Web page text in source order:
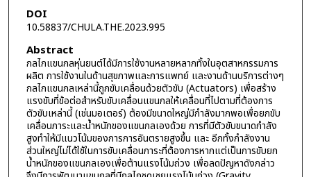
DOI
10.58837/CHULA.THE.2023.995
Abstract
กลไกแขนกลหุ่นยนต์ได้มีการใช้งานหลายหลากทั้งในอุตสาหกรรมการ
ผลิต การใช้งานในด้านสุขภาพและการแพทย์ และงานด้านบริการต่างๆ
กลไกแขนกลเหล่านี้ถูกขับเคลื่อนด้วยตัวขับ (Actuators) เพื่อสร้าง
แรงขับที่ข้อต่อสำหรับขับเคลื่อนแขนกลให้เคลื่อนที่ไปตามที่ต้องการ
ตัวขับเหล่านี้ (เช่นมอเตอร์) ต้องมีขนาดใหญ่มีกำลังมากพอเพื่อยกขับ
เคลื่อนภาระและน้ำหนักของแขนกลเองด้วย การที่มีตัวขับขนาดกำลัง
สูงทำให้มีแนวโน้มของการการอันตรายสูงขึ้น และ อีกทั้งกำลังงาน
ส่วนใหญ่ไม่ได้ใช้ในการขับเคลื่อนภาระที่ต้องการหากแต่เป็นการขับยก
น้ำหนักของแขนกลเองเพื่อต้านแรงโน้มถ่วง เพื่อลดปัญหาดังกล่าว